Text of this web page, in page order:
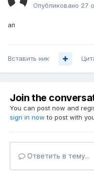
Опубликовано 27
ап
Вставить ник
Join the
You can post now and
sign in now to post with
Ответить в тему...